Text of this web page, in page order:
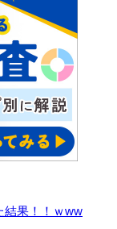
結果！！ｗww